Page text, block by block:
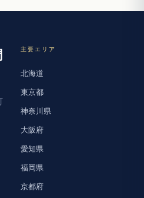
主要エリア
北海道
東京都
神奈川県
大阪府
愛知県
福岡県
京都府